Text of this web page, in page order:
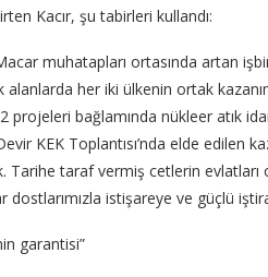
Kacır, şu tabirleri kullandı:
muhatapları ortasında artan
her iki ülkenin ortak
projeleri bağlamında nükleer atık
KEK Toplantısı’nda elde edilen
Tarihe taraf vermiş cetlerin
istişareye ve güçlü
garantisi”